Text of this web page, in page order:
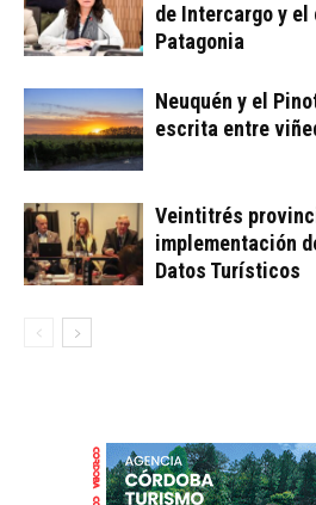
de Intercargo y
Patagonia
Neuquén y el
escrita entre
Veintitrés
implementación
Datos Turísticos